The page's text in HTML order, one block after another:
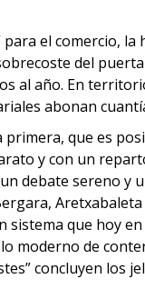
el comercio,
del
al año. En
abonan
primera, que es
y con un
debate sereno y
que hoy
moderno de
concluyen los